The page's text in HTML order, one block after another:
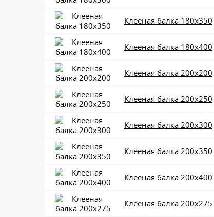
Клееная балка 180x350
Клееная балка 180x400
Клееная балка 200x200
Клееная балка 200x250
Клееная балка 200x300
Клееная балка 200x350
Клееная балка 200x400
Клееная балка 200x275